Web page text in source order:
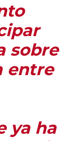
sobre
entre
ya ha